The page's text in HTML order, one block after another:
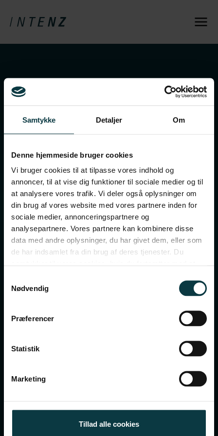
Samtykke Detaljer Om
Denne hjemmeside bruger cookies
Vi bruger cookies til at tilpasse vores indhold og
annoncer, til at vise dig funktioner til sociale medier og til
at analysere vores trafik. Vi deler også oplysninger om
din brug af vores website med vores partnere inden for
sociale medier, annonceringspartnere og
analysepartnere. Vores partnere kan kombinere disse
data med andre oplysninger, du har givet dem, eller som
de har indsamlet fra din brug af deres tjenester. Du
Nødvendig
Præferencer
Statistik
Marketing
Tillad alle cookies
Viden om kultur & ledelse
Cases